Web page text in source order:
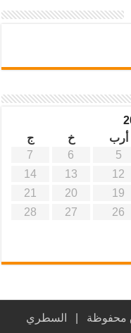
أرب خ
ج
5
6
7
12
13
14
19
20
21
26
27
28
السطري